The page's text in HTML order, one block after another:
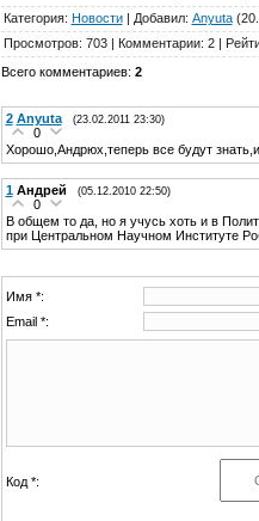
Категория: Новости| Добавил: Anyuta
Просмотров: 703 | Комментарии: 2 |
Всего комментариев: 2
2 Anyuta (23.02.2011 23:30)
0
Хорошо,Андрюх,теперь все будут
1 Андрей (05.12.2010 22:50)
0
В общем то да, но я учусь хоть и в
при Центральном Научном Институте
Имя *:
Email *:
Код *: